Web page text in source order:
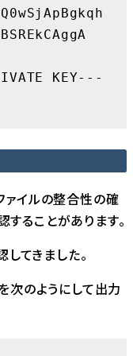
KEY---
ァイルの整合性の確
ることがあります。
てきました。
次のようにして出力